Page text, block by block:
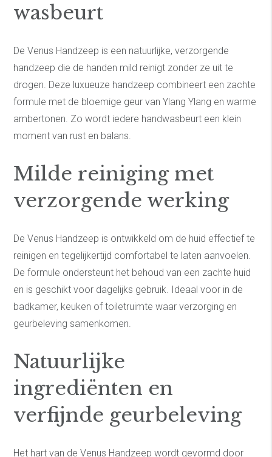
wasbeurt
De Venus Handzeep is een natuurlijke, verzorgende
handzeep die de handen mild reinigt zonder ze uit te
drogen. Deze luxueuze handzeep combineert een zachte
formule met de bloemige geur van Ylang Ylang en warme
ambertonen. Zo wordt iedere handwasbeurt een klein
moment van rust en balans.
Milde reiniging met
verzorgende werking
De Venus Handzeep is ontwikkeld om de huid effectief te
reinigen en tegelijkertijd comfortabel te laten aanvoelen.
De formule ondersteunt het behoud van een zachte huid
en is geschikt voor dagelijks gebruik. Ideaal voor in de
badkamer, keuken of toiletruimte waar verzorging en
geurbeleving samenkomen.
Natuurlijke
ingrediënten en
verfijnde geurbeleving
Het hart van de Venus Handzeep wordt gevormd door